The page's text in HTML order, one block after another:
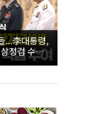
...李대통령,
정검 수치
정검 수치